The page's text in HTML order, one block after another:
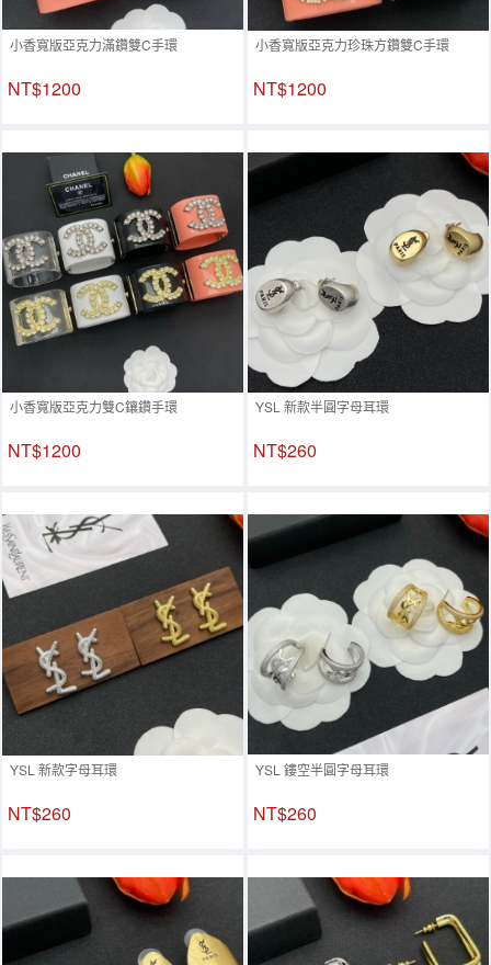
小香寬版亞克力滿鑽雙C手環
NT$1200
小香寬版亞克力珍珠方鑽雙C手環
NT$1200
小香寬版亞克力雙C鑲鑽手環
NT$1200
YSL 新款半圓字母耳環
NT$260
YSL 新款字母耳環
NT$260
YSL 鏤空半圓字母耳環
NT$260